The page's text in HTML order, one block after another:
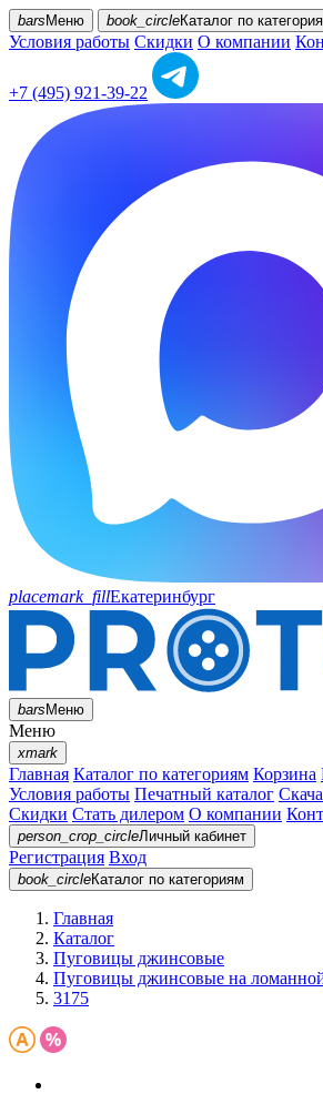
bars Меню book_circleКаталог по
Условия работы Скидки О компании
+7 (495) 921-39-22
placemark_fillЕкатеринбург
barsМеню
Меню
xmark
Главная Каталог по категориям Корзина
Условия работы Печатный каталог
Скидки Стать дилером О компании
person_crop_circleЛичный кабинет
Регистрация Вход
book_circleКаталог по категориям
Главная
Каталог
Пуговицы джинсовые
Пуговицы джинсовые на
3175